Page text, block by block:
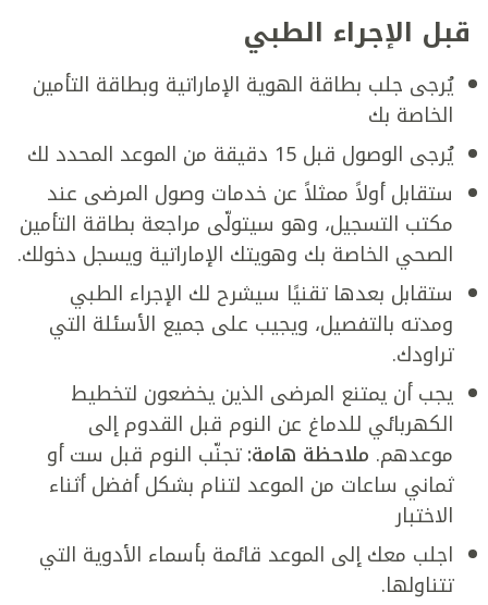
قبل الإجراء الطبي
يُرجى جلب بطاقة الهوية الإماراتية وبطاقة التأمين
الخاصة بك
يُرجى الوصول قبل 15 دقيقة من الموعد المحدد لك
ستقابل أولاً ممثلاً عن خدمات وصول المرضى عند
مكتب التسجيل، وهو سيتولّى مراجعة بطاقة التأمين
الصحي الخاصة بك وهويتك الإماراتية ويسجل دخولك.
ستقابل بعدها تقنيًا سيشرح لك الإجراء الطبي
ومدته بالتفصيل، ويجيب على جميع الأسئلة التي
تراودك.
يجب أن يمتنع المرضى الذين يخضعون لتخطيط
الكهربائي للدماغ عن النوم قبل القدوم إلى
موعدهم. ملاحظة هامة:تجنّب النوم قبل ست أو
ثماني ساعات من الموعد لتنام بشكل أفضل أثناء
الاختبار
اجلب معك إلى الموعد قائمة بأسماء الأدوية التي
تتناولها.